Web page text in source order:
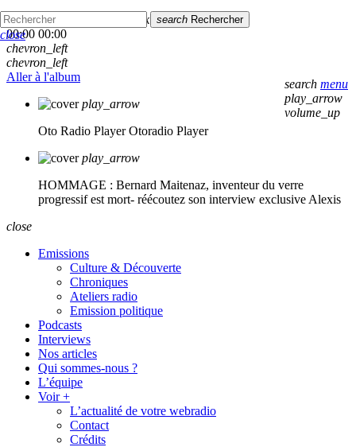
skip_previous
skip_next
00:00 00:00
chevron_left
chevron_left
Aller à l'album
play_arrow
Oto Radio Player Otoradio Player
play_arrow
HOMMAGE : Bernard Maitenaz, inventeur du verre
progressif est mort- réécoutez son interview exclusive Alexis
search menu
play_arrow
volume_up
search Rechercher
close
close
Emissions
Culture & Découverte
Chroniques
Ateliers radio
Emission politique
Podcasts
Interviews
Nos articles
Qui sommes-nous ?
L’équipe
Voir +
L’actualité de votre webradio
Contact
Crédits